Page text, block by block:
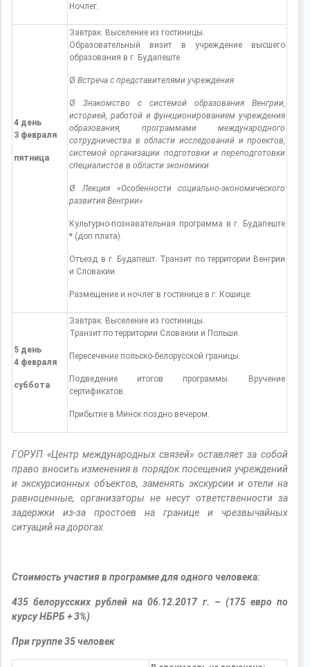
Ночлег.
4 день
3 февраля
пятница
Завтрак. Выселение из гостиницы.
Образовательный визит в учреждение высшего
образования в г. Будапеште.
ØВстреча с представителями учреждения
ØЗнакомство с системой образования Венгрии,
историей, работой и функционированием учреждения
образования, программами международного
сотрудничества в области исследований и проектов,
системой организации подготовки и переподготовки
специалистов в области экономики.
ØЛекция «Особенности социально-экономического
развития Венгрии»
Культурно-познавательная программа в г. Будапеште
* (доп плата).
Отъезд в г. Будапешт. Транзит по территории Венгрии
и Словакии.
Размещение и ночлег в гостинице в г. Кошице.
5 день
4 февраля
суббота
Завтрак. Выселение из гостиницы.
Транзит по территории Словакии и Польши.
Пересечение польско-белорусской границы.
Подведение итогов программы. Вручение
сертификатов.
Прибытие в Минск поздно вечером.
ГОРУП «Центр международных связей» оставляет за собой
право вносить изменения в порядок посещения учреждений
и экскурсионных объектов, заменять экскурсии и отели на
равноценные, организаторы не несут ответственности за
задержки из-за простоев на границе и чрезвычайных
ситуаций на дорогах.
Стоимость участия в программе для одного человека:
435 белорусских рублей на 06.12.2017 г. – (175 евро по
курсу НБРБ + 3%)
При группе 35 человек